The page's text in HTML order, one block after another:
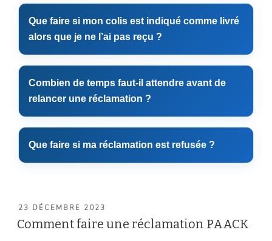
Que faire si mon colis est indiqué comme livré
alors que je ne l’ai pas reçu ?
Combien de temps faut-il attendre avant de
relancer une réclamation ?
Que faire si ma réclamation est refusée ?
PUBLIÉ
LE
23 DÉCEMBRE 2023
Comment faire une réclamation PAACK